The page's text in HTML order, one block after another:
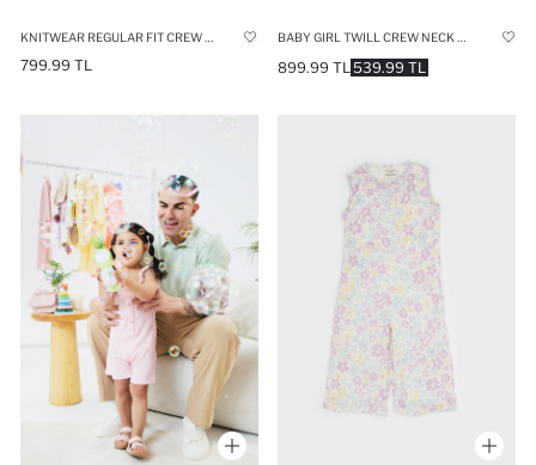
KNITWEAR REGULAR FIT CREW NECK FLOWER JUMPSUIT
799.99 TL
BABY GIRL TWILL CREW NECK REGULAR FIT SLEEVELESS JUMPSUIT
539.99 TL
899.99 TL